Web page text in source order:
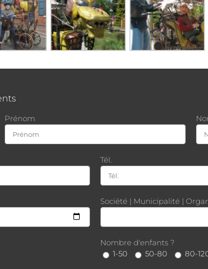
Prénom
Tél.
Société | Municipalité |
Nombre d'enfants ?
1-50
50-80 80-